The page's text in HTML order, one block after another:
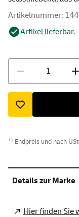
Artikelnummer:
Artikel lieferbar.
1) Endpreis und nach
Details zur Marke
Hier finden Sie